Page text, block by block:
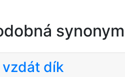
vzdát dík